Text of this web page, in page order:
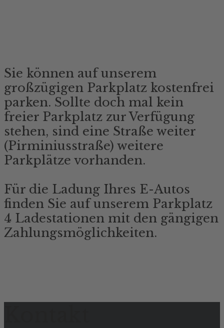
Sie können auf unserem
großzügigen Parkplatz kostenfrei
parken. Sollte doch mal kein
freier Parkplatz zur Verfügung
stehen, sind eine Straße weiter
(Pirminiusstraße) weitere
Parkplätze vorhanden.
Für die Ladung Ihres E-Autos
finden Sie auf unserem Parkplatz
4 Ladestationen mit den gängigen
Zahlungsmöglichkeiten.